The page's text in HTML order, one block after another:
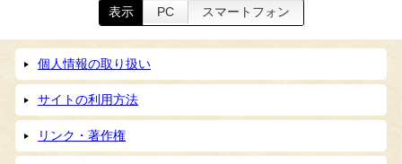
表示 PC スマートフォン
個人情報の取り扱い
サイトの利用方法
リンク・著作権